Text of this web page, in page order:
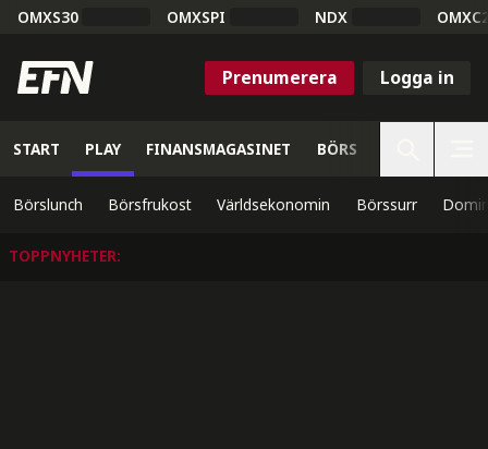
OMXS30 OMXSPI NDX
Prenumerera Logga in
START PLAY FINANSMAGASINET BÖRS
Börslunch Börsfrukost Världsekonomin Börssurr
TOPPNYHETER: